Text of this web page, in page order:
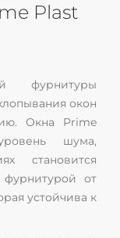
Plast
фурнитуры
окон
Окна Prime
шума,
становится
от
устойчива к